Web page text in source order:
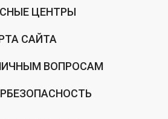
ЦЕНТРЫ
САЙТА
ВОПРОСАМ